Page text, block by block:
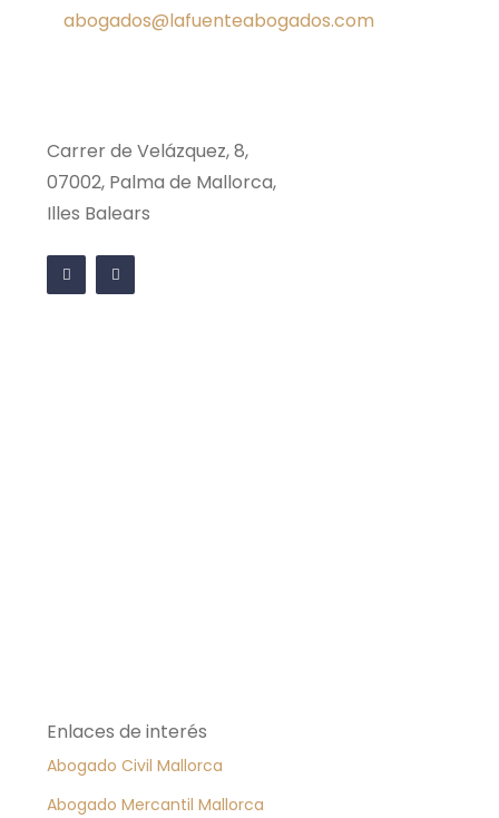
abogados@lafuenteabogados.com
Carrer de Velázquez, 8,
07002, Palma de Mallorca,
Illes Balears
Enlaces de interés
Abogado Civil Mallorca
Abogado Mercantil Mallorca